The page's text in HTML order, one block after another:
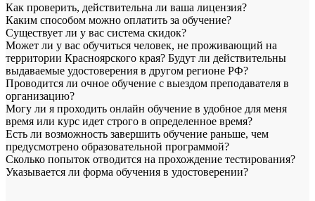
Как проверить, действительна ли ваша лицензия?
Каким способом можно оплатить за обучение?
Существует ли у вас система скидок?
Может ли у вас обучиться человек, не проживающий на
территории Красноярского края? Будут ли действительны
выдаваемые удостоверения в другом регионе РФ?
Проводится ли очное обучение с выездом преподавателя в
организацию?
Могу ли я проходить онлайн обучение в удобное для меня
время или курс идет строго в определенное время?
Есть ли возможность завершить обучение раньше, чем
предусмотрено образовательной программой?
Сколько попыток отводится на прохождение тестирования?
Указывается ли форма обучения в удостоверении?